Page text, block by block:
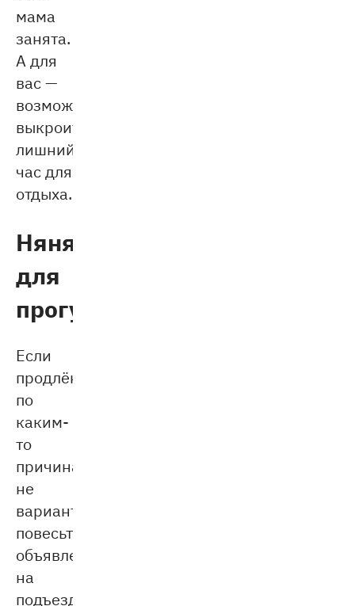
мама
занята.
А для
вас —
возможность
выкроить
лишний
час для
отдыха.
Няня
для
прогулок
Если
продлёнка
по
каким-
то
причинам
не
вариант,
повесьте
объявление
на
подъезде,